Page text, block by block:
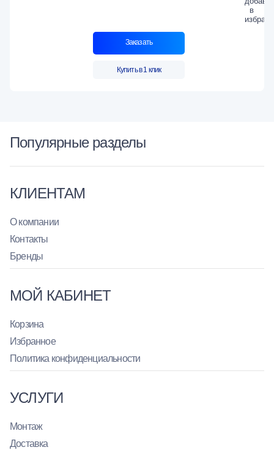
Заказать
Купить в 1 клик
Популярные разделы
КЛИЕНТАМ
О компании
Контакты
Бренды
МОЙ КАБИНЕТ
Корзина
Избранное
Политика конфиденциальности
УСЛУГИ
Монтаж
Доставка